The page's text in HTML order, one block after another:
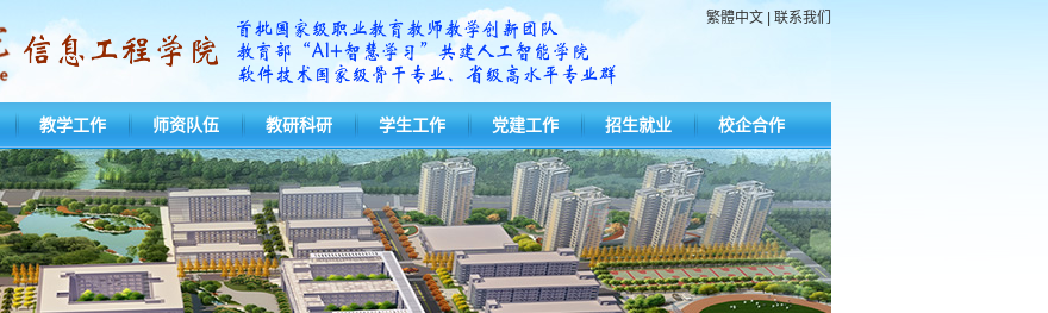
繁體中文 联系我们
教学工作 师资队伍 教研科研 学生工作 党建工作 招生就业 校企合作